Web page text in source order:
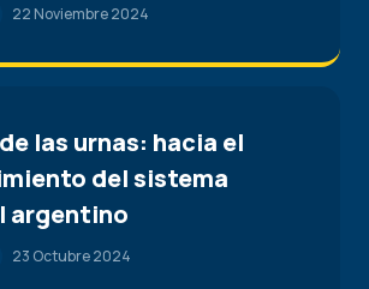
22 Noviembre 2024
las urnas: hacia el
del sistema
argentino
23 Octubre 2024